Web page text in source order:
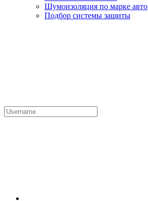
Шумоизоляция по марке авто
Подбор системы защиты